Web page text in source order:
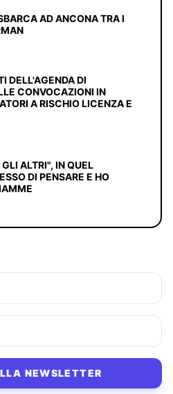
AD ANCONA TRA I
DELL'AGENDA DI
CONVOCAZIONI IN
A RISCHIO LICENZA E
ALTRI", IN QUEL
DI PENSARE E HO
NEWSLETTER